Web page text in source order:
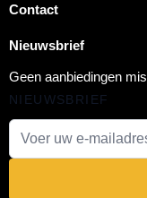
Contact
Nieuwsbrief
Geen aanbiedingen
NIEUWSBRIEF